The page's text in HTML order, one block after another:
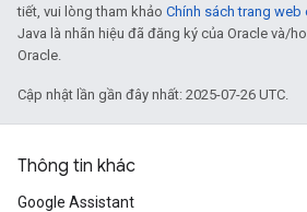
tiết, vui lòng tham khảo Chính sách trang
Java là nhãn hiệu đã đăng ký của Oracle và/
Oracle.
Cập nhật lần gần đây nhất: 2025-07-26 UTC.
Thông tin khác
Google Assistant